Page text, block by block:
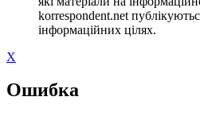
korrespondent.net
інформаційних цілях.
X
Ошибка